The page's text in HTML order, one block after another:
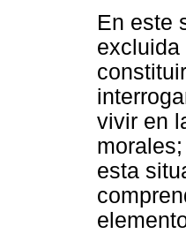
En este
excluida
vivir en
esta